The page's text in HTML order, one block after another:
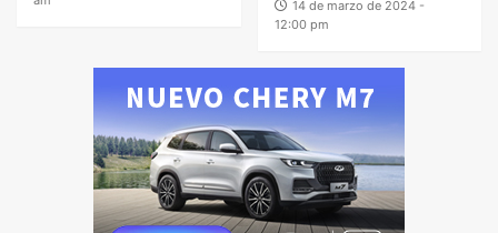
14 de marzo de 2024 -
12:00 pm